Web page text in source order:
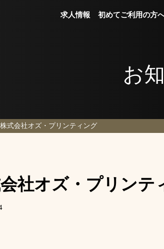
求人情報 初めてご利用の方
お
株式会社オズ・プリンティング
社オズ・プリンテ